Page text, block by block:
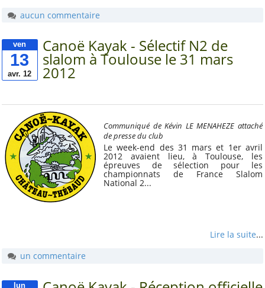
tâches
Publications
« juillet 2026
9
14 15 16 17 18
21 22 23 24 25
27 28 29 30 31
Autres rubriques
A noter
Distinctions et
aucun commentaire
ven
13
avr. 12
Canoë Kayak - Sélectif N2 de
slalom à Toulouse le 31 mars
2012
Communiqué de Kévin LE MENAHEZE attaché
de presse du club
Le week-end des 31 mars et 1er avril
2012 avaient lieu, à Toulouse, les
épreuves de sélection pour les
championnats de France Slalom
National 2...
Lire la suite...
un commentaire
lun